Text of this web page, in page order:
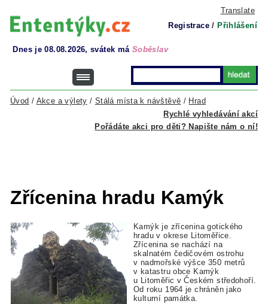
Translate
Registrace / Přihlášení
Dnes je 08.08.2026, svátek má Soběslav
Rychlé vyhledávání akcí
Úvod / Akce a výlety / Stálá místa k návštěvě / Hrad
Pořádáte akci pro děti? Napište nám o ní!
Zřícenina hradu Kamýk
Kamýk je zřícenina gotického
hradu v okrese Litoměřice.
Zřícenina se nachází na
skalnatém čedičovém ostrohu
v nadmořské výšce 350 metrů
v katastru obce Kamýk
u Litoměřic v Českém středohoří.
Od roku 1964 je chráněn jako
kulturní památka.